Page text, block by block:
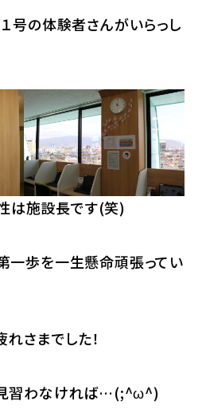
号の体験者さんがいらっし
は施設長です(笑)
一歩を一生懸命頑張ってい
さまでした！
習わなければ…(;^ω^)